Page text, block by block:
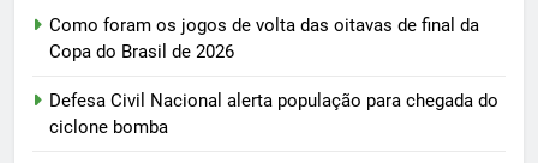
Como foram os jogos de volta das oitavas de final da
Copa do Brasil de 2026
Defesa Civil Nacional alerta população para chegada do
ciclone bomba